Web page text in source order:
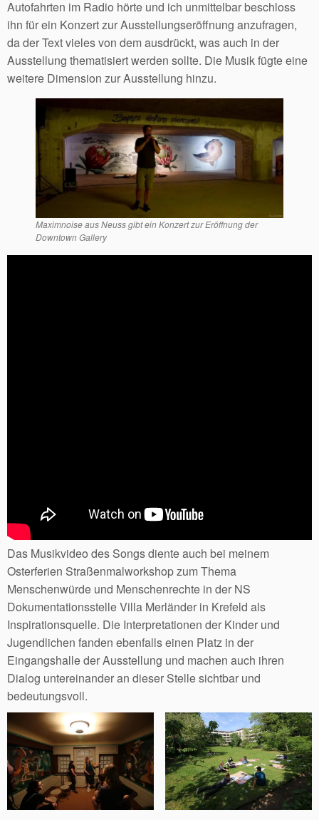
Autofahrten im Radio hörte und ich unmittelbar beschloss
ihn für ein Konzert zur Ausstellungseröffnung anzufragen,
da der Text vieles von dem ausdrückt, was auch in der
Ausstellung thematisiert werden sollte. Die Musik fügte eine
weitere Dimension zur Ausstellung hinzu.
Maximnoise aus Neuss gibt ein Konzert zur Eröffnung der
Downtown Gallery
Das Musikvideo des Songs diente auch bei meinem
Osterferien Straßenmalworkshop zum Thema
Menschenwürde und Menschenrechte in der NS
Dokumentationsstelle Villa Merländer in Krefeld als
Inspirationsquelle. Die Interpretationen der Kinder und
Jugendlichen fanden ebenfalls einen Platz in der
Eingangshalle der Ausstellung und machen auch ihren
Dialog untereinander an dieser Stelle sichtbar und
bedeutungsvoll.